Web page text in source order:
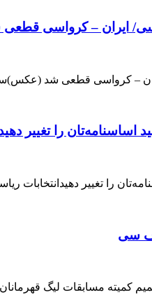
ایران – کرواسی
– کرواسی قطعی شد
اساسنامه‌تان را تغییر
را تغییر دهیدانتخابات
سی
کمیته مسابقات لیگ